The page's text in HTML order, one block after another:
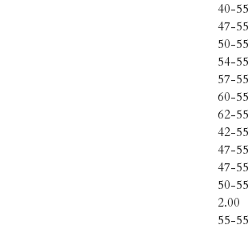
40-
47-
50-
54-
57-
60-
62-
42-
47-
47-
50-
2.00
55-